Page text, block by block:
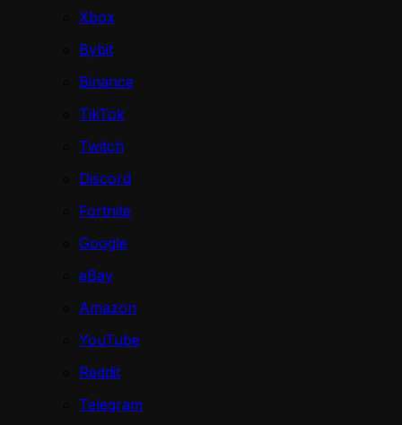
Xbox
Bybit
Binance
TikTok
Twitch
Discord
Fortnite
Google
eBay
Amazon
YouTube
Reddit
Telegram